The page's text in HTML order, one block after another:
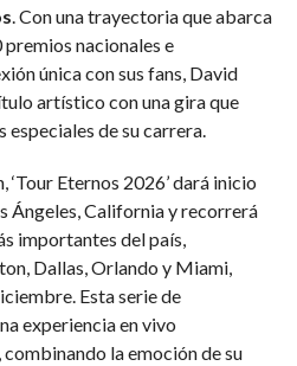
. Con una trayectoria que abarca
premios nacionales e
única con sus fans, David
artístico con una gira que
especiales de su carrera.
Eternos 2026’ dará inicio
Ángeles, California y recorrerá
importantes del país,
Dallas, Orlando y Miami,
Esta serie de
experiencia en vivo
la emoción de su